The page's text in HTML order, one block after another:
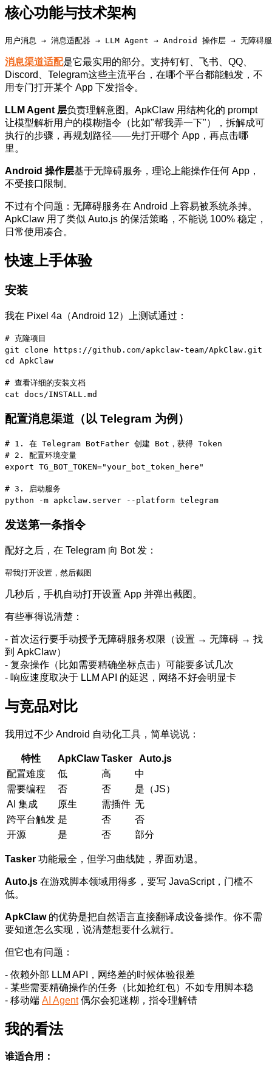
核心功能与技术架构
用户消息 → 消息适配器 → LLM Agent → Android 操作层 → 无障碍
消息渠道适配是它最实用的部分。支持钉钉、飞书、QQ、
Discord、Telegram这些主流平台，在哪个平台都能触发，不
用专门打开某个 App 下发指令。
LLM Agent 层负责理解意图。ApkClaw 用结构化的 prompt
让模型解析用户的模糊指令（比如"帮我弄一下"），拆解成可
执行的步骤，再规划路径——先打开哪个 App，再点击哪
里。
Android 操作层基于无障碍服务，理论上能操作任何 App，
不受接口限制。
不过有个问题：无障碍服务在 Android 上容易被系统杀掉。
ApkClaw 用了类似 Auto.js 的保活策略，不能说 100% 稳定，
日常使用凑合。
快速上手体验
安装
我在 Pixel 4a（Android 12）上测试通过：
# 克隆项目
git clone https://github.com/apkclaw-team/ApkClaw.git
cd ApkClaw
# 查看详细的安装文档
cat docs/INSTALL.md
配置消息渠道（以 Telegram 为例）
# 1. 在 Telegram BotFather 创建 Bot，获得 Token
# 2. 配置环境变量
export TG_BOT_TOKEN="your_bot_token_here"
# 3. 启动服务
python -m apkclaw.server --platform telegram
发送第一条指令
配好之后，在 Telegram 向 Bot 发：
帮我打开设置，然后截图
几秒后，手机自动打开设置 App 并弹出截图。
有些事得说清楚：
- 首次运行要手动授予无障碍服务权限（设置 → 无障碍 → 找
到 ApkClaw）
- 复杂操作（比如需要精确坐标点击）可能要多试几次
- 响应速度取决于 LLM API 的延迟，网络不好会明显卡
与竞品对比
我用过不少 Android 自动化工具，简单说说：
特性 ApkClaw Tasker
Auto.js
配置难度
低 高
中
需要编程
否 否
是（JS）
AI 集成
原生 需插件 无
跨平台触发 是 否
否
开源
是 否 部分
Tasker 功能最全，但学习曲线陡，界面劝退。
Auto.js 在游戏脚本领域用得多，要写 JavaScript，门槛不
低。
ApkClaw的优势是把自然语言直接翻译成设备操作。你不需
要知道怎么实现，说清楚想要什么就行。
但它也有问题：
- 依赖外部 LLM API，网络差的时候体验很差
- 某些需要精确操作的任务（比如抢红包）不如专用脚本稳
- 移动端 AI Agent偶尔会犯迷糊，指令理解错
我的看法
谁适合用：